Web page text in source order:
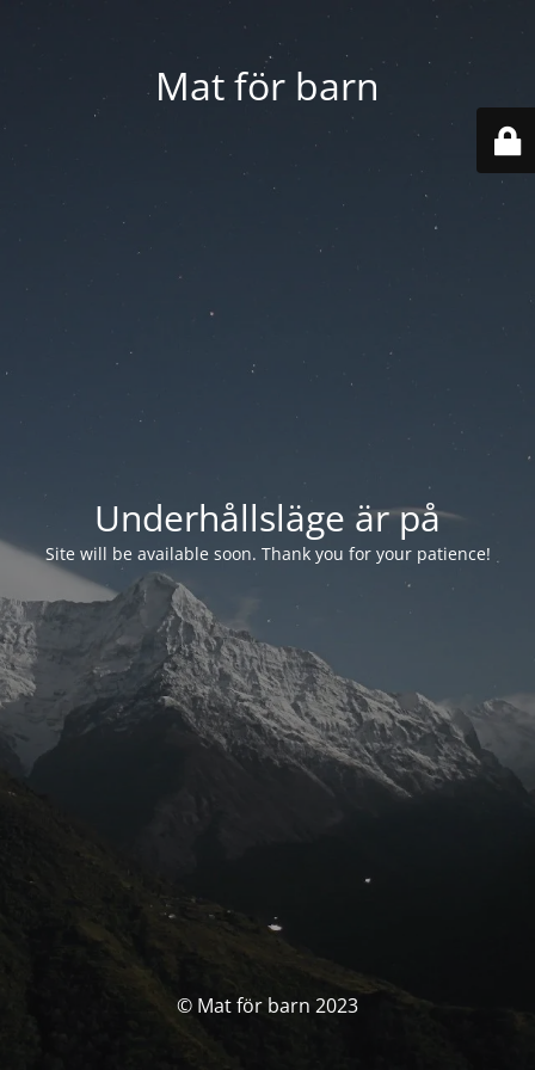
Mat för barn
Underhållsläge är på
Site will be available soon. Thank you for your patience!
© Mat för barn 2023